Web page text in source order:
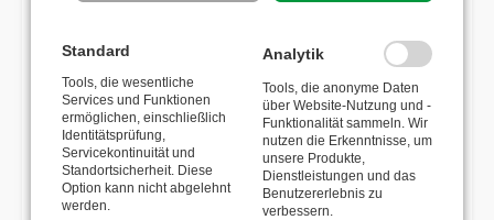
Bohrschablone zur einfachen Montage
verschiedene Schlauchdurchmesser
• Hochwertiges Drehgelenk 90° abgewinkelt (Größe siehe
Durchmesser)
• Drehgelenk Stahl verzinkt, ½“ IG BSP, Dichtung Polyurethan,
max. 80°C (max. Temperatur Schlauch beachten)
Standard
Tools, die wesentliche
Services und Funktionen
ermöglichen, einschließlich
Identitätsprüfung,
Servicekontinuität und
Standortsicherheit. Diese
Option kann nicht abgelehnt
werden.
Analytik
Tools, die anonyme Daten
über Website-Nutzung und -
Funktionalität sammeln. Wir
nutzen die Erkenntnisse, um
unsere Produkte,
Dienstleistungen und das
Benutzererlebnis zu
verbessern.